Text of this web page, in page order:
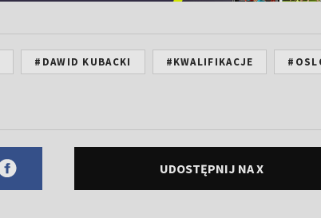
#DAWID KUBACKI #KWALIFIKACJE
UDOSTĘPNIJ NA X